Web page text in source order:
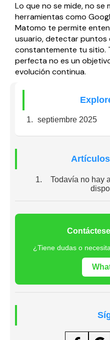
Lo que no se mide, no se
herramientas como
Matomo te permite
usuario, detectar
constantemente tu sitio.
perfecta no es un
evolución continua.
septiembre 2025
Todavía no hay
¿Tiene dudas o